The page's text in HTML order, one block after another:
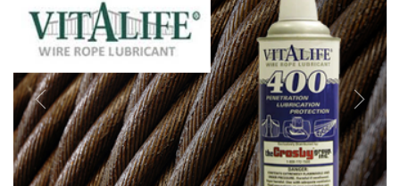
Previous Next